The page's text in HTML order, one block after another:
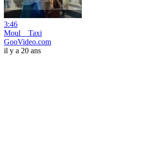
3:46
Moul__Taxi
GooVideo.com
il y a 20 ans